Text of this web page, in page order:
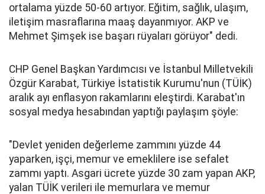
ortalama yüzde 50-60 artıyor. Eğitim, sağlık, ulaşım,
iletişim masraflarına maaş dayanmıyor. AKP ve
Mehmet Şimşek ise başarı rüyaları görüyor" dedi.
CHP Genel Başkan Yardımcısı ve İstanbul Milletvekili
Özgür Karabat, Türkiye İstatistik Kurumu'nun (TÜİK)
aralık ayı enflasyon rakamlarını eleştirdi. Karabat'ın
sosyal medya hesabından yaptığı paylaşım şöyle:
"Devlet yeniden değerleme zammını yüzde 44
yaparken, işçi, memur ve emeklilere ise sefalet
zammı yaptı. Asgari ücrete yüzde 30 zam yapan AKP,
yalan TÜİK verileri ile memurlara ve memur